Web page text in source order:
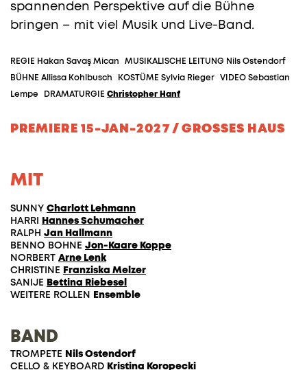
spannenden Perspektive auf die Bühne
bringen – mit viel Musik und Live-Band.
REGIE Hakan Savaş Mican MUSIKALISCHE LEITUNG Nils Ostendorf
BÜHNE Allissa Kohlbusch KOSTÜME Sylvia Rieger VIDEO Sebastian
Lempe
DRAMATURGIE Christopher Hanf
PREMIERE 15-JAN-2027 / GROSSES HAUS
MIT
SUNNY Charlott Lehmann
HARRI
Hannes Schumacher
RALPH Jan Hallmann
BENNO BOHNE Jon-Kaare Koppe
NORBERT Arne Lenk
CHRISTINE Franziska Melzer
SANIJE Bettina Riebesel
WEITERE ROLLEN
Ensemble
BAND
TROMPETE Nils Ostendorf
CELLO & KEYBOARD Kristina Koropecki